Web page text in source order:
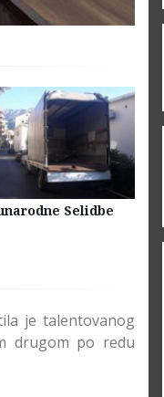
Selidbe
je talentovanog
drugom po redu